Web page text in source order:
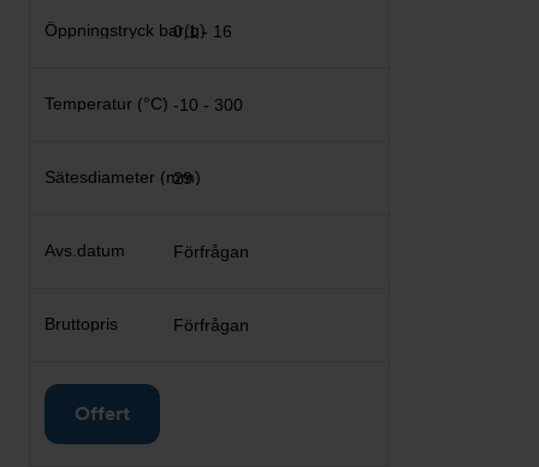
0,1 - 16
-10 - 300
29
Förfrågan
Förfrågan
Offert